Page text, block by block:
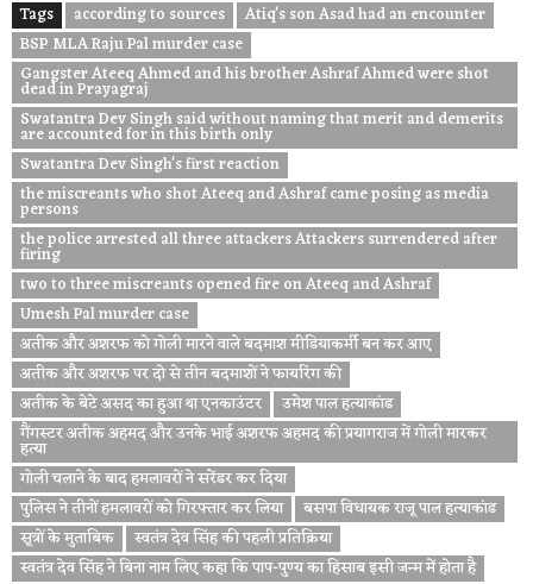
Tags according to sources
Atiq's son Asad had an encounter
BSP MLA Raju Pal murder case
Gangster Ateeq Ahmed and his brother Ashraf Ahmed were shot
dead in Prayagraj
Swatantra Dev Singh said without naming that merit and demerits
are accounted for in this birth only
Swatantra Dev Singh's first reaction
the miscreants who shot Ateeq and Ashraf came posing as media
persons
the police arrested all three attackers Attackers surrendered after
firing
two to three miscreants opened fire on Ateeq and Ashraf
Umesh Pal murder case
अतीक और अशरफ को गोली मारने वाले बदमाश मीडियाकर्मी बन कर आए
अतीक और अशरफ पर दो से तीन बदमाशों ने फायरिंग की
अतीक के बेटे असद का हुआ था एनकाउंटर
उमेश पाल हत्याकांड
गैंगस्टर अतीक अहमद और उनके भाई अशरफ अहमद की प्रयागराज में गोली मारकर
हत्या
गोली चलाने के बाद हमलावरों ने सरेंडर कर दिया
पुलिस ने तीनों हमलावरों को गिरफ्तार कर लिया
बसपा विधायक राजू पाल हत्याकांड
सूत्रों के मुताबिक
स्वतंत्र देव सिंह की पहली प्रतिक्रिया
स्वतंत्र देव सिंह ने बिना नाम लिए कहा कि पाप-पुण्य का हिसाब इसी जन्म में होता है